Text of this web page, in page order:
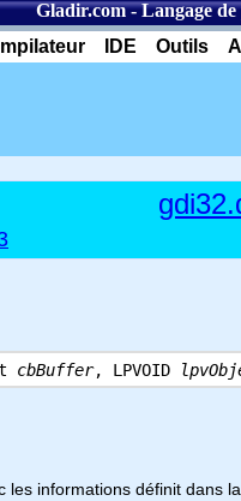
Gladir.com-Langage
IDE Outils
cbBuffer, LPVOID
informations définit dans